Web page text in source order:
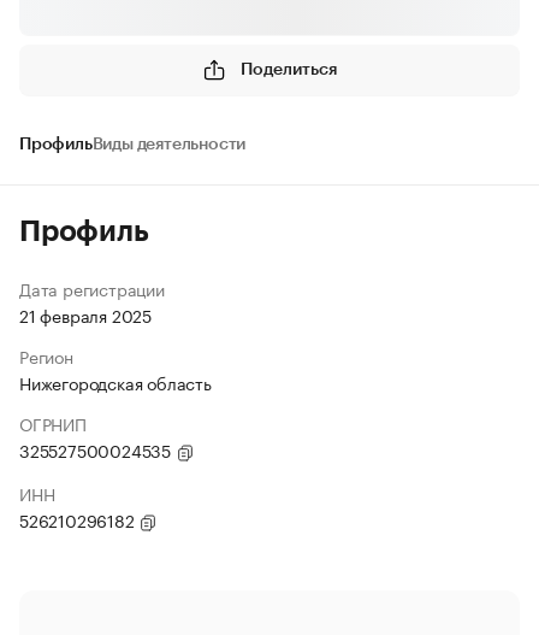
Поделиться
ПрофильВиды деятельности
Профиль
Дата регистрации
21 февраля 2025
Регион
Нижегородская область
ОГРНИП
325527500024535
ИНН
526210296182